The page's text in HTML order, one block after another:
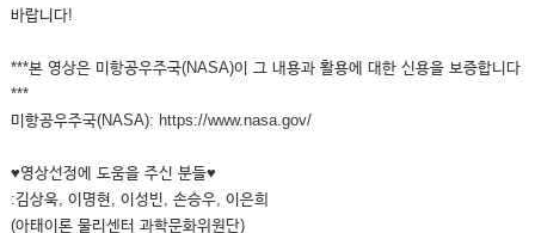
바랍니다!
***본 영상은 미항공우주국(NASA)이 그 내용과 활용에 대한 신용을 보증합니다
***
미항공우주국(NASA): https://www.nasa.gov/
♥영상선정에 도움을 주신 분들♥
:김상욱, 이명현, 이성빈, 손승우, 이은희
(아태이론 물리센터 과학문화위원단)